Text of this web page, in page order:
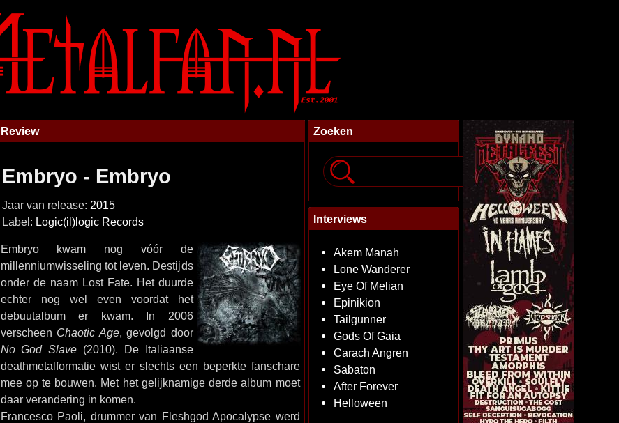
Review
Embryo - Embryo
Jaar van release: 2015
Label: Logic(il)logic Records
Embryo kwam nog vóór de
millenniumwisseling tot leven. Destijds
onder de naam Lost Fate. Het duurde
echter nog wel even voordat het
debuutalbum er kwam. In 2006
verscheen Chaotic Age, gevolgd door
No God Slave (2010). De Italiaanse
deathmetalformatie wist er slechts een beperkte fanschare
mee op te bouwen. Met het gelijknamige derde album moet
daar verandering in komen.
Francesco Paoli, drummer van Fleshgod Apocalypse werd
Zoeken
Interviews
Akem Manah
Lone Wanderer
Eye Of Melian
Epinikion
Tailgunner
Gods Of Gaia
Carach Angren
Sabaton
After Forever
Helloween